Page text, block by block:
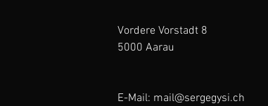
Vordere Vorstadt 8
5000 Aarau
E-Mail: mail@sergegysi.ch